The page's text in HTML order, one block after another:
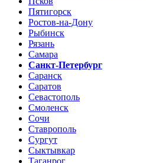
Пятигорск
Ростов-на-Дону
Рыбинск
Рязань
Самара
Санкт-Петербург
Саранск
Саратов
Севастополь
Смоленск
Сочи
Ставрополь
Сургут
Сыктывкар
Таганрог